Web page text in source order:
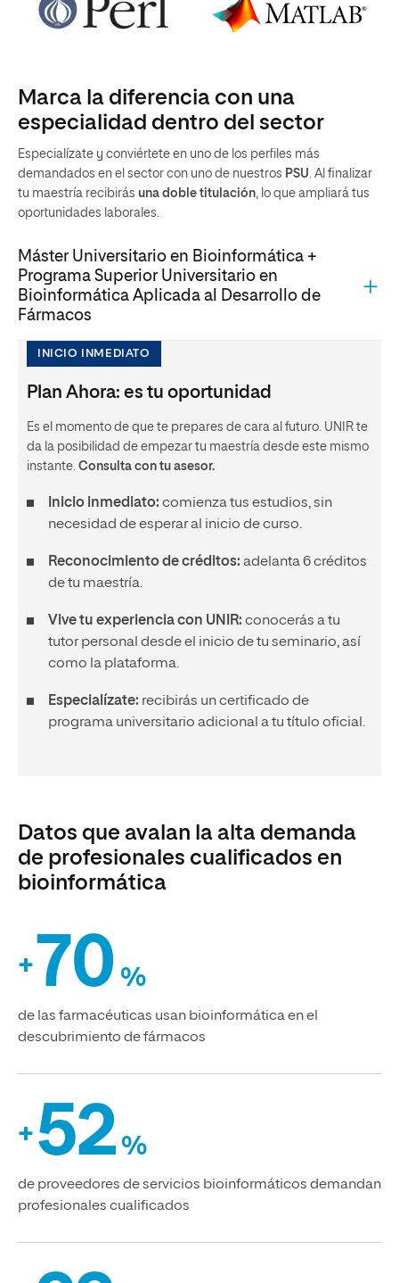
Marca la diferencia con una
especialidad dentro del sector
Especialízate y conviértete en uno de los perfiles más
demandados en el sector con uno de nuestros PSU. Al finalizar
tu maestría recibirás una doble titulación, lo que ampliará tus
oportunidades laborales.
Máster Universitario en Bioinformática +
Programa Superior Universitario en
Bioinformática Aplicada al Desarrollo de
Fármacos
INICIO INMEDIATO
Plan Ahora: es tu oportunidad
Es el momento de que te prepares de cara al futuro. UNIR te
da la posibilidad de empezar tu maestría desde este mismo
instante. Consulta con tu asesor.
Inicio inmediato: comienza tus estudios, sin
necesidad de esperar al inicio de curso.
Reconocimiento de créditos: adelanta 6 créditos
de tu maestría.
Vive tu experiencia con UNIR: conocerás a tu
tutor personal desde el inicio de tu seminario, así
como la plataforma.
Especialízate: recibirás un certificado de
programa universitario adicional a tu título oficial.
Datos que avalan la alta demanda
de profesionales cualificados en
bioinformática
+70 %
de las farmacéuticas usan bioinformática en el
descubrimiento de fármacos
+ 52 %
de proveedores de servicios bioinformáticos demandan
profesionales cualificados